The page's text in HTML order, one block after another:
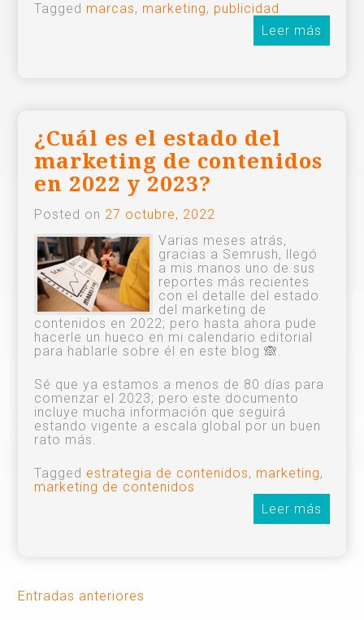
Tagged marcas, marketing, publicidad
Leer más
¿Cuál es el estado del
marketing de contenidos
en 2022 y 2023?
Posted on 27 octubre, 2022
Varias meses atrás,
gracias a Semrush, llegó
a mis manos uno de sus
reportes más recientes
con el detalle del estado
del marketing de
contenidos en 2022; pero hasta ahora pude
hacerle un hueco en mi calendario editorial
para hablarle sobre él en este blog 🙈.
Sé que ya estamos a menos de 80 días para
comenzar el 2023; pero este documento
incluye mucha información que seguirá
estando vigente a escala global por un buen
rato más.
Tagged estrategia de contenidos, marketing,
marketing de contenidos
Leer más
Navegación
Entradas anteriores